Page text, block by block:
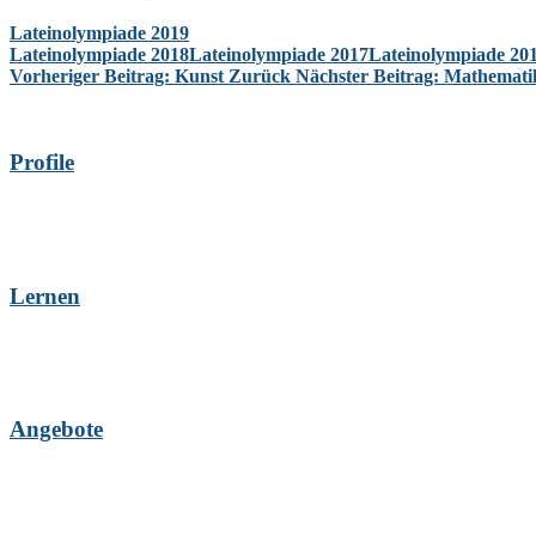
Lateinolympiade 2019
Lateinolympiade 2018Lateinolympiade 2017Lateinolympiade
Vorheriger Beitrag: Kunst Zurück Nächster Beitrag:
Profile
Lernen
Angebote